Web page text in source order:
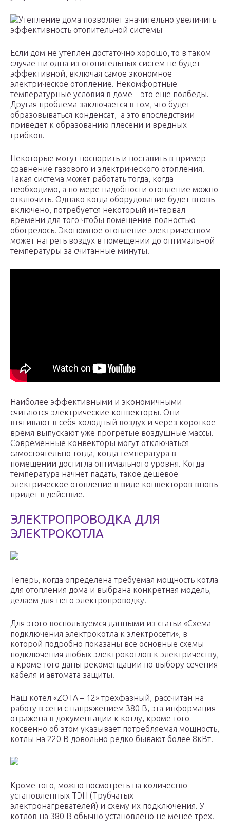
Утепление дома позволяет значительно увеличить
эффективность отопительной системы
Если дом не утеплен достаточно хорошо, то в таком
случае ни одна из отопительных систем не будет
эффективной, включая самое экономное
электрическое отопление. Некомфортные
температурные условия в доме – это еще полбеды.
Другая проблема заключается в том, что будет
образовываться конденсат, а это впоследствии
приведет к образованию плесени и вредных
грибков.
Некоторые могут поспорить и поставить в пример
сравнение газового и электрического отопления.
Такая система может работать тогда, когда
необходимо, а по мере надобности отопление можно
отключить. Однако когда оборудование будет вновь
включено, потребуется некоторый интервал
времени для того чтобы помещение полностью
обогрелось. Экономное отопление электричеством
может нагреть воздух в помещении до оптимальной
температуры за считанные минуты.
Наиболее эффективными и экономичными
считаются электрические конвекторы. Они
втягивают в себя холодный воздух и через короткое
время выпускают уже прогретые воздушные массы.
Современные конвекторы могут отключаться
самостоятельно тогда, когда температура в
помещении достигла оптимального уровня. Когда
температура начнет падать, такое дешевое
электрическое отопление в виде конвекторов вновь
придет в действие.
ЭЛЕКТРОПРОВОДКА ДЛЯ
ЭЛЕКТРОКОТЛА
Теперь, когда определена требуемая мощность котла
для отопления дома и выбрана конкретная модель,
делаем для него электропроводку.
Для этого воспользуемся данными из статьи «Схема
подключения электрокотла к электросети», в
которой подробно показаны все основные схемы
подключения любых электрокотлов к электричеству,
а кроме того даны рекомендации по выбору сечения
кабеля и автомата защиты.
Наш котел «ZOTA – 12» трехфазный, рассчитан на
работу в сети с напряжением 380 В, эта информация
отражена в документации к котлу, кроме того
косвенно об этом указывает потребляемая мощность,
котлы на 220 В довольно редко бывают более 8кВт.
Кроме того, можно посмотреть на количество
установленных ТЭН (Трубчатых
электронагревателей) и схему их подключения. У
котлов на 380 В обычно установлено не менее трех.